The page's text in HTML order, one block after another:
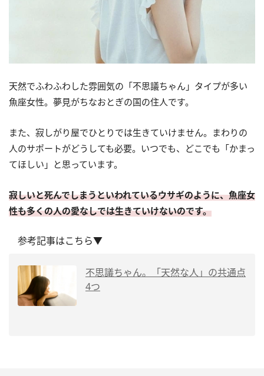
天然でふわふわした雰囲気の「不思議ちゃん」タイプが多い
魚座女性。夢見がちなおとぎの国の住人です。
また、寂しがり屋でひとりでは生きていけません。まわりの
人のサポートがどうしても必要。いつでも、どこでも「かまっ
てほしい」と思っています。
寂しいと死んでしまうといわれているウサギのように、魚座女
性も多くの人の愛なしでは生きていけないのです。
参考記事はこちら▼
不思議ちゃん。「天然な人」の共通点
4つ